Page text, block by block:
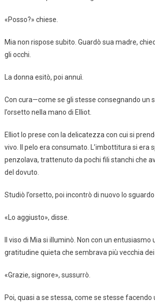
«Posso?» chiese.
Mia non rispose subito. Guardò sua madre,
gli occhi.
La donna esitò, poi annuì.
Con cura—come se gli stesse consegnando un
l’orsetto nella mano di Elliot.
Elliot lo prese con la delicatezza con cui si
vivo. Il pelo era consumato. L’imbottitura si era
penzolava, trattenuto da pochi fili stanchi che
del dovuto.
Studiò l’orsetto, poi incontrò di nuovo lo sguardo
«Lo aggiusto», disse.
Il viso di Mia si illuminò. Non con un entusiasmo
gratitudine quieta che sembrava più vecchia dei
«Grazie, signore», sussurrò.
Poi, quasi a se stessa, come se stesse facendo